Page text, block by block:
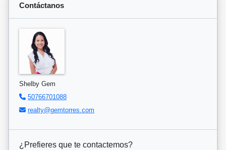
Contáctanos
Shelby Gem
50766701088
realty@gemtorres.com
¿Prefieres que te contactemos?